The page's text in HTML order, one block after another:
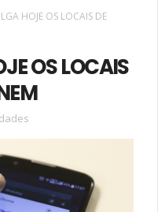
HOJE OS LOCAIS DE
OS LOCAIS